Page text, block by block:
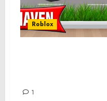
Roblox
1